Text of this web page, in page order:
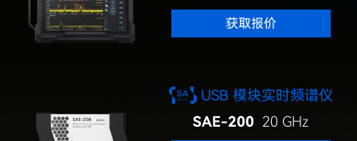
获取报价
USB 模块实时频谱仪
SAE-200 20 GHz